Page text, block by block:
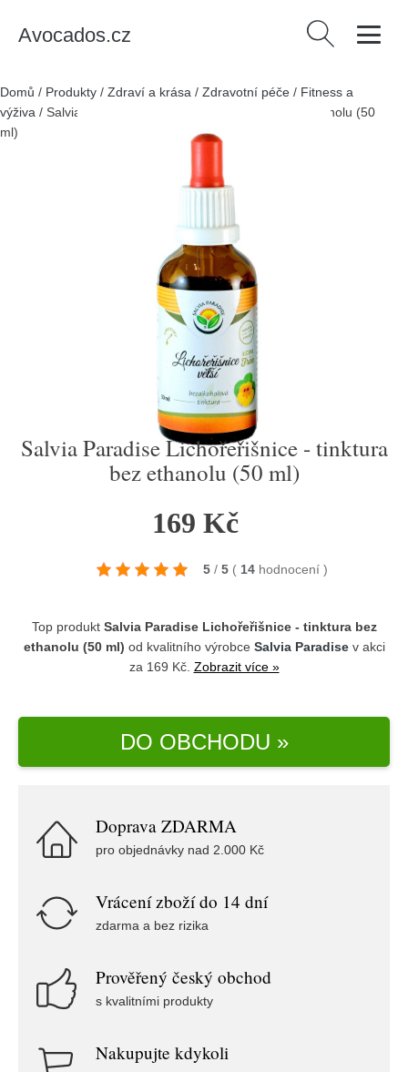
Avocados.cz Vyhledávání
Domů / Produkty / Zdraví a krása / Zdravotní péče / Fitness a
výživa / Salvia Paradise Lichořeřišnice - tinktura bez ethanolu (50
ml)
Salvia Paradise Lichořeřišnice - tinktura
bez ethanolu (50 ml)
169 Kč
5 / 5 ( 14 hodnocení )
Top produkt Salvia Paradise Lichořeřišnice - tinktura bez
ethanolu (50 ml) od kvalitního výrobce Salvia Paradisev akci
za 169 Kč. Zobrazit více »
DO OBCHODU »
Doprava ZDARMA
pro objednávky nad 2.000 Kč
Vrácení zboží do 14 dní
zdarma a bez rizika
Prověřený český obchod
s kvalitními produkty
Nakupujte kdykoli